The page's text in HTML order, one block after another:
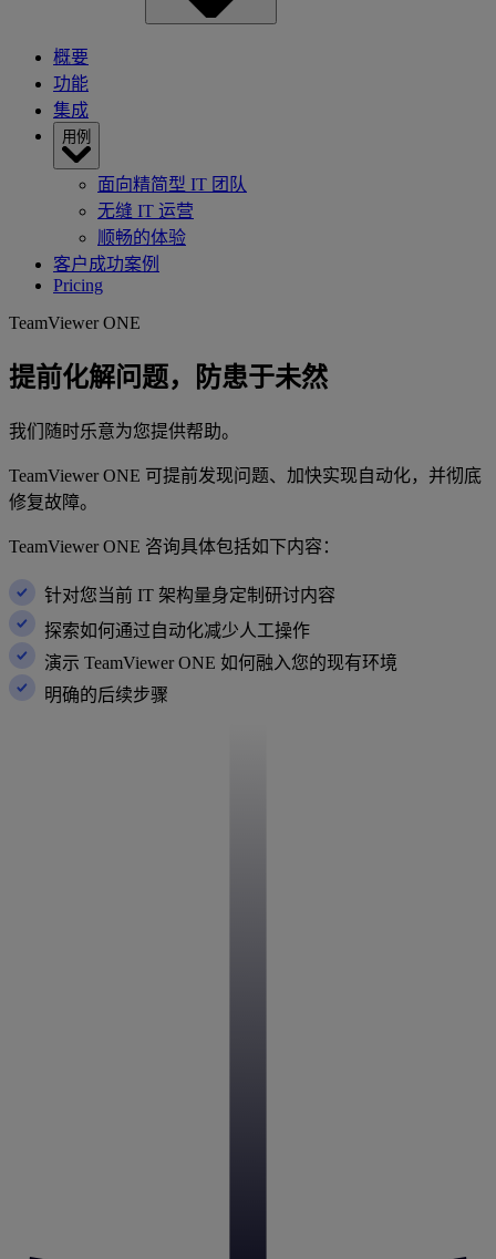
概要
功能
集成
用例
面向精简型 IT 团队
无缝 IT 运营
顺畅的体验
客户成功案例
Pricing
TeamViewer ONE
提前化解问题，防患于未然
我们随时乐意为您提供帮助。
TeamViewer ONE 可提前发现问题、加快实现自动化，并彻底
修复故障。
TeamViewer ONE 咨询具体包括如下内容：
针对您当前 IT 架构量身定制研讨内容
探索如何通过自动化减少人工操作
演示 TeamViewer ONE 如何融入您的现有环境
明确的后续步骤